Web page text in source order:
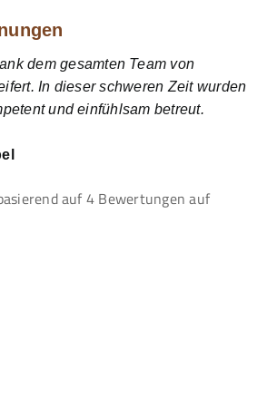
dem gesamten Team von
In dieser schweren Zeit wurden
und einfühlsam betreut.
auf 4 Bewertungen auf